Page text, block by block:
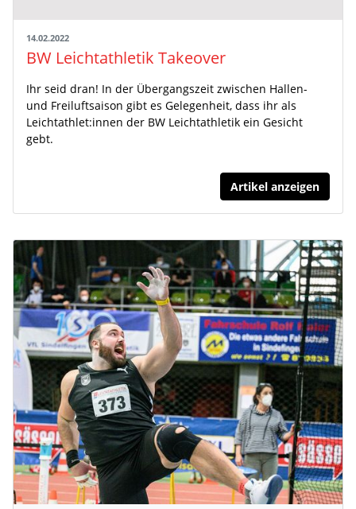
14.02.2022
BW Leichtathletik Takeover
Ihr seid dran! In der Übergangszeit zwischen Hallen-
und Freiluftsaison gibt es Gelegenheit, dass ihr als
Leichtathlet:innen der BW Leichtathletik ein Gesicht
gebt.
Artikel anzeigen